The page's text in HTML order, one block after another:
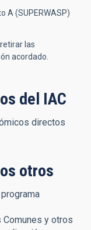
A (SUPERWASP)
las
acordado.
del IAC
directos
otros
y otros